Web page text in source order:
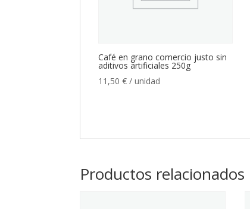
Café en grano comercio justo sin
aditivos artificiales 250g
11,50€ / unidad
Productos relacionados